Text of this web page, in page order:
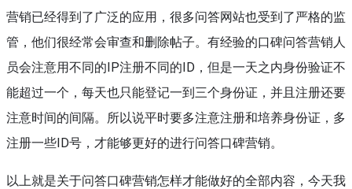
营销已经得到了广泛的应用，很多问答网站也受到了严格的监
管，他们很经常会审查和删除帖子。有经验的口碑问答营销人
员会注意用不同的IP注册不同的ID，但是一天之内身份验证不
能超过一个，每天也只能登记一到三个身份证，并且注册还要
注意时间的间隔。所以说平时要多注意注册和培养身份证，多
注册一些ID号，才能够更好的进行问答口碑营销。
以上就是关于问答口碑营销怎样才能做好的全部内容，今天我